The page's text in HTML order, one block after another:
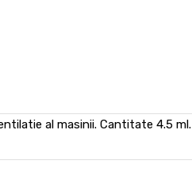
al masinii. Cantitate 4.5 ml.